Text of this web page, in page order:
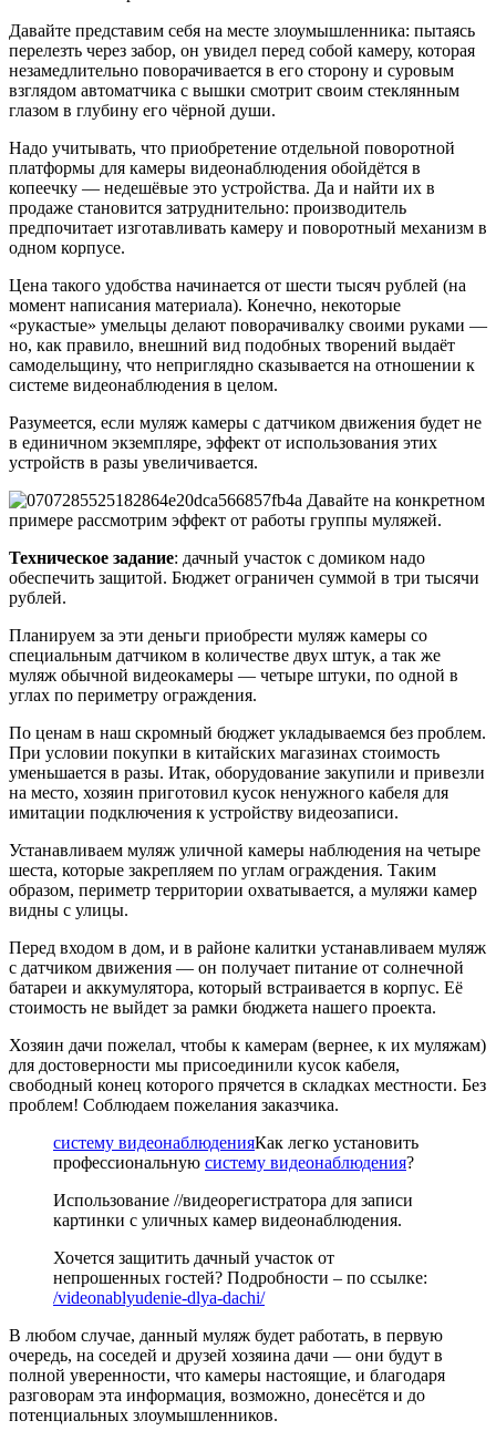
Давайте представим себя на месте злоумышленника: пытаясь
перелезть через забор, он увидел перед собой камеру, которая
незамедлительно поворачивается в его сторону и суровым
взглядом автоматчика с вышки смотрит своим стеклянным
глазом в глубину его чёрной души.
Надо учитывать, что приобретение отдельной поворотной
платформы для камеры видеонаблюдения обойдётся в
копеечку — недешёвые это устройства. Да и найти их в
продаже становится затруднительно: производитель
предпочитает изготавливать камеру и поворотный механизм в
одном корпусе.
Цена такого удобства начинается от шести тысяч рублей (на
момент написания материала). Конечно, некоторые
«рукастые» умельцы делают поворачивалку своими руками —
но, как правило, внешний вид подобных творений выдаёт
самодельщину, что неприглядно сказывается на отношении к
системе видеонаблюдения в целом.
Разумеется, если муляж камеры с датчиком движения будет не
в единичном экземпляре, эффект от использования этих
устройств в разы увеличивается.
Давайте на конкретном
примере рассмотрим эффект от работы группы муляжей.
Техническое задание: дачный участок с домиком надо
обеспечить защитой. Бюджет ограничен суммой в три тысячи
рублей.
Планируем за эти деньги приобрести муляж камеры со
специальным датчиком в количестве двух штук, а так же
муляж обычной видеокамеры — четыре штуки, по одной в
углах по периметру ограждения.
По ценам в наш скромный бюджет укладываемся без проблем.
При условии покупки в китайских магазинах стоимость
уменьшается в разы. Итак, оборудование закупили и привезли
на место, хозяин приготовил кусок ненужного кабеля для
имитации подключения к устройству видеозаписи.
Устанавливаем муляж уличной камеры наблюдения на четыре
шеста, которые закрепляем по углам ограждения. Таким
образом, периметр территории охватывается, а муляжи камер
видны с улицы.
Перед входом в дом, и в районе калитки устанавливаем муляж
с датчиком движения — он получает питание от солнечной
батареи и аккумулятора, который встраивается в корпус. Её
стоимость не выйдет за рамки бюджета нашего проекта.
Хозяин дачи пожелал, чтобы к камерам (вернее, к их муляжам)
для достоверности мы присоединили кусок кабеля,
свободный конец которого прячется в складках местности. Без
проблем! Соблюдаем пожелания заказчика.
систему видеонаблюденияКак легко установить
профессиональную систему видеонаблюдения?
Использование //видеорегистратора для записи
картинки с уличных камер видеонаблюдения.
Хочется защитить дачный участок от
непрошенных гостей? Подробности – по ссылке:
/videonablyudenie-dlya-dachi/
В любом случае, данный муляж будет работать, в первую
очередь, на соседей и друзей хозяина дачи — они будут в
полной уверенности, что камеры настоящие, и благодаря
разговорам эта информация, возможно, донесётся и до
потенциальных злоумышленников.